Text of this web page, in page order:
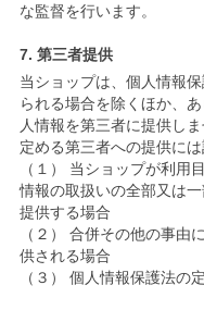
な監督を行います。
7. 第三者提供
当ショップは、個人情報
られる場合を除くほか、
人情報を第三者に提供し
定める第三者への提供には
（１） 当ショップが利用
情報の取扱いの全部又は
提供する場合
（２） 合併その他の事由
供される場合
（３） 個人情報保護法の